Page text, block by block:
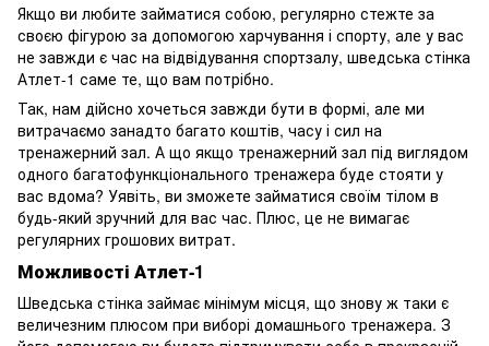
Якщо ви любите займатися собою, регулярно стежте за
своєю фігурою за допомогою харчування і спорту, але у вас
не завжди є час на відвідування спортзалу, шведська стінка
Атлет-1 саме те, що вам потрібно.
Так, нам дійсно хочеться завжди бути в формі, але ми
витрачаємо занадто багато коштів, часу і сил на
тренажерний зал. А що якщо тренажерний зал під виглядом
одного багатофункціонального тренажера буде стояти у
вас вдома? Уявіть, ви зможете займатися своїм тілом в
будь-який зручний для вас час. Плюс, це не вимагає
регулярних грошових витрат.
Можливості Атлет-1
Шведська стінка займає мінімум місця, що знову ж таки є
величезним плюсом при виборі домашнього тренажера. З